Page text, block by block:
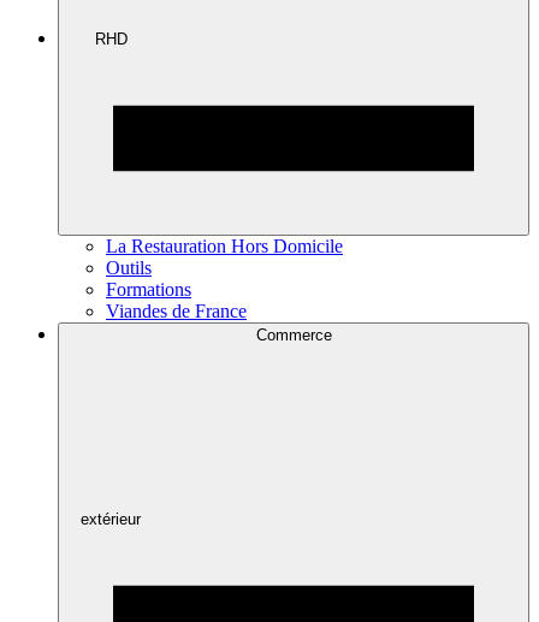
RHD
La Restauration Hors Domicile
Outils
Formations
Viandes de France
Commerce
extérieur